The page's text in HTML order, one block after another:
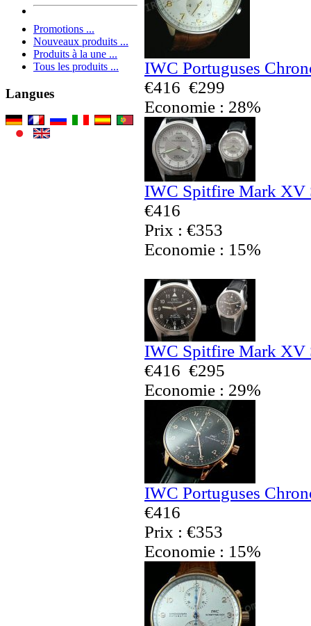
Promotions ...
Nouveaux produits ...
Produits à la une ...
Tous les produits ...
Langues
IWC Portuguses
€416 €299
Economie : 28%
IWC Spitfire Mark XV
€416
Prix : €353
Economie : 15%
IWC Spitfire Mark XV
€416 €295
Economie : 29%
IWC Portuguses
€416
Prix : €353
Economie : 15%